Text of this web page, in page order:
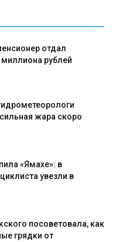
отдал
рублей
жара скоро
«Ямахе»: в
увезли в
посоветовала, как
грядки от